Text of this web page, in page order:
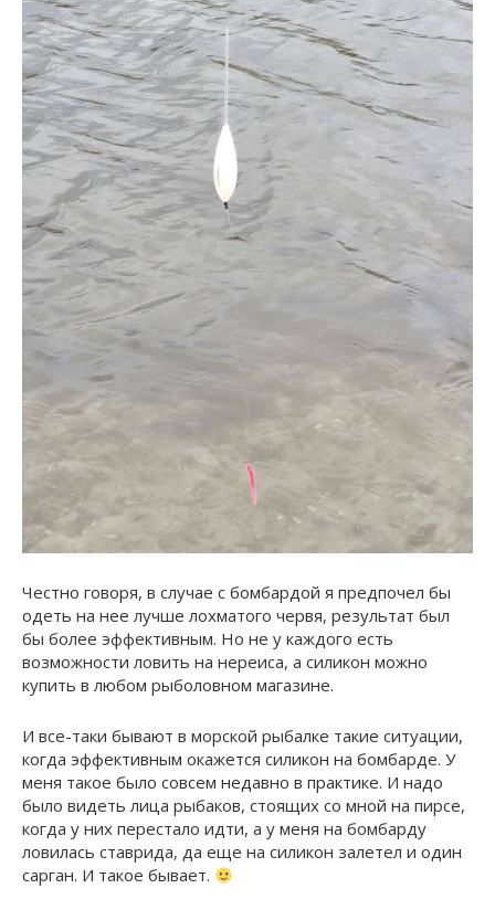
Честно говоря, в случае с бомбардой я предпочел бы
одеть на нее лучше лохматого червя, результат был
бы более эффективным. Но не у каждого есть
возможности ловить на нереиса, а силикон можно
купить в любом рыболовном магазине.
И все-таки бывают в морской рыбалке такие ситуации,
когда эффективным окажется силикон на бомбарде. У
меня такое было совсем недавно в практике. И надо
было видеть лица рыбаков, стоящих со мной на пирсе,
когда у них перестало идти, а у меня на бомбарду
ловилась ставрида, да еще на силикон залетел и один
сарган. И такое бывает.